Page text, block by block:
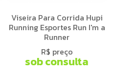
Viseira Para Corrida Hupi
Running Esportes Run I'm a
Runner
R$ preço
sob consulta